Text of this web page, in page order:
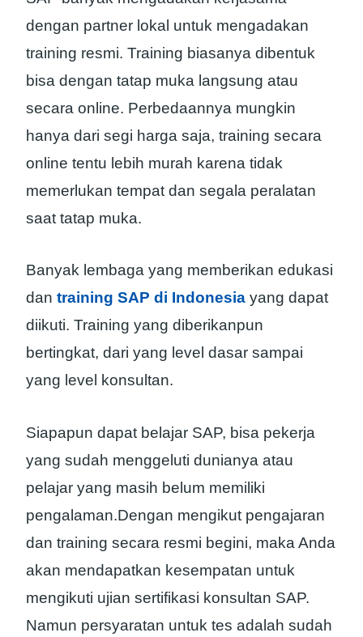
dengan partner lokal untuk mengadakan
training resmi. Training biasanya dibentuk
bisa dengan tatap muka langsung atau
secara online. Perbedaannya mungkin
hanya dari segi harga saja, training secara
online tentu lebih murah karena tidak
memerlukan tempat dan segala peralatan
saat tatap muka.
Banyak lembaga yang memberikan edukasi
dan training SAP di Indonesia yang dapat
diikuti. Training yang diberikanpun
bertingkat, dari yang level dasar sampai
yang level konsultan.
Siapapun dapat belajar SAP, bisa pekerja
yang sudah menggeluti dunianya atau
pelajar yang masih belum memiliki
pengalaman.Dengan mengikut pengajaran
dan training secara resmi begini, maka Anda
akan mendapatkan kesempatan untuk
mengikuti ujian sertifikasi konsultan SAP.
Namun persyaratan untuk tes adalah sudah